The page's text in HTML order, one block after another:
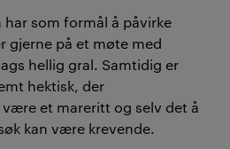
har som formål å påvirke
gjerne på et møte med
hellig gral. Samtidig er
hektisk, der
et mareritt og selv det å
kan være krevende.